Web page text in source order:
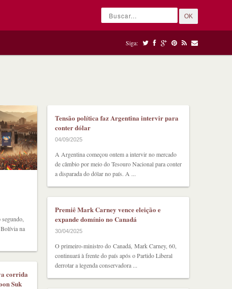
OK
Siga:
na
Tensão política faz Argentina intervir para
conter dólar
04/09/2025
A Argentina começou ontem a intervir no mercado
de câmbio por meio do Tesouro Nacional para conter
a disparada do dólar no país. A ...
Premiê Mark Carney vence eleição e
expande domínio no Canadá
30/04/2025
O primeiro-ministro do Canadá, Mark Carney, 60,
continuará à frente do país após o Partido Liberal
derrotar a legenda conservadora ...
corrida
Suk